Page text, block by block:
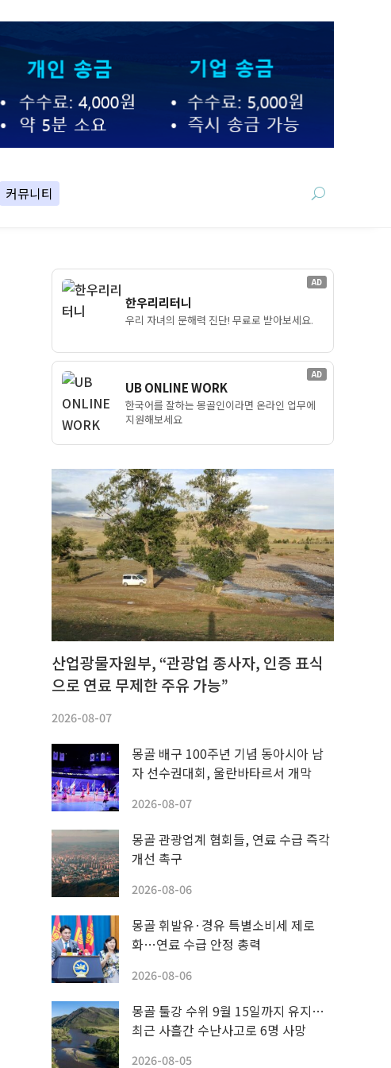
커뮤니티
AD
한우리리터니
우리 자녀의 문해력 진단! 무료로 받아보세요.
AD
UB ONLINE WORK
한국어를 잘하는 몽골인이라면 온라인 업무에
지원해보세요
산업광물자원부, “관광업 종사자, 인증 표식
으로 연료 무제한 주유 가능”
2026-08-07
몽골 배구 100주년 기념 동아시아 남
자 선수권대회, 울란바타르서 개막
2026-08-07
몽골 관광업계 협회들, 연료 수급 즉각
개선 촉구
2026-08-06
몽골 휘발유·경유 특별소비세 제로
화…연료 수급 안정 총력
2026-08-06
몽골 툴강 수위 9월 15일까지 유지…
최근 사흘간 수난사고로 6명 사망
2026-08-05